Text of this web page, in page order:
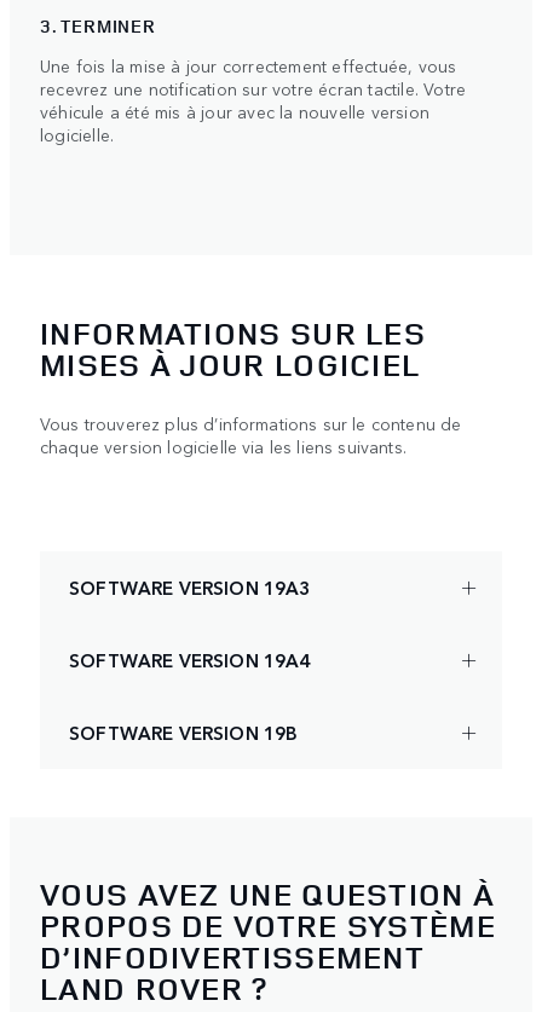
3. TERMINER
Une fois la mise à jour correctement effectuée, vous
recevrez une notification sur votre écran tactile. Votre
véhicule a été mis à jour avec la nouvelle version
logicielle.
INFORMATIONS SUR LES
MISES À JOUR LOGICIEL
Vous trouverez plus d’informations sur le contenu de
chaque version logicielle via les liens suivants.
SOFTWARE VERSION 19A3
SOFTWARE VERSION 19A4
SOFTWARE VERSION 19B
VOUS AVEZ UNE QUESTION À
PROPOS DE VOTRE SYSTÈME
D’INFODIVERTISSEMENT
LAND ROVER ?